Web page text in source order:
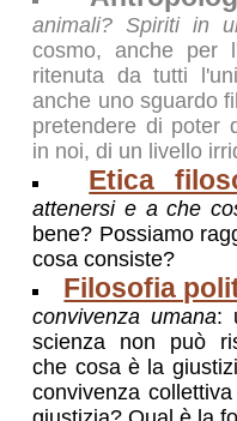
animali? Spiriti in
cosmo, anche per
ritenuta da tutti
anche uno sguardo
pretendere di poter
in noi, di un livello
Etica
attenersi e a che
bene? Possiamo
cosa consiste?
Filosofia
convivenza umana:
scienza non può
che cosa è la
convivenza